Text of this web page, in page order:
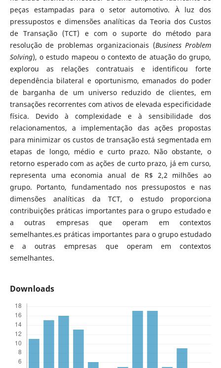
peças estampadas para o setor automotivo. À luz dos
pressupostos e dimensões analíticas da Teoria dos Custos
de Transação (TCT) e com o suporte do método para
resolução de problemas organizacionais (Business Problem
Solving), o estudo mapeou o contexto de atuação do grupo,
explorou as relações contratuais e identificou forte
dependência bilateral e oportunismo, emanados do poder
de barganha de um universo reduzido de clientes, em
transações recorrentes com ativos de elevada especificidade
física. Devido à complexidade e à sensibilidade dos
relacionamentos, a implementação das ações propostas
para minimizar os custos de transação está segmentada em
etapas de longo, médio e curto prazo. Não obstante, o
retorno esperado com as ações de curto prazo, já em curso,
representa uma economia anual de R$ 2,2 milhões ao
grupo. Portanto, fundamentado nos pressupostos e nas
dimensões analíticas da TCT, o estudo proporciona
contribuições práticas importantes para o grupo estudado e
a outras empresas que operam em contextos
semelhantes.es práticas importantes para o grupo estudado
e a outras empresas que operam em contextos
semelhantes.
Downloads